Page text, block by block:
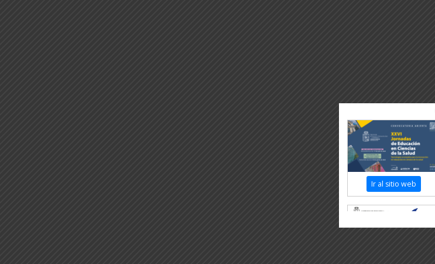
Ir al sitio web